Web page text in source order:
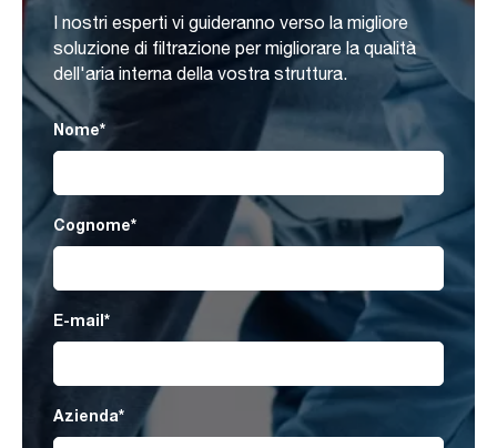
I nostri esperti vi guideranno verso la migliore
soluzione di filtrazione per migliorare la qualità
dell'aria interna della vostra struttura.
Nome*
Cognome*
E-mail*
Azienda*